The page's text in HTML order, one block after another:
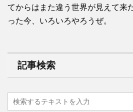
てからはまた違う世界が見えて来
った今、いろいろやろうぜ。
記事検索